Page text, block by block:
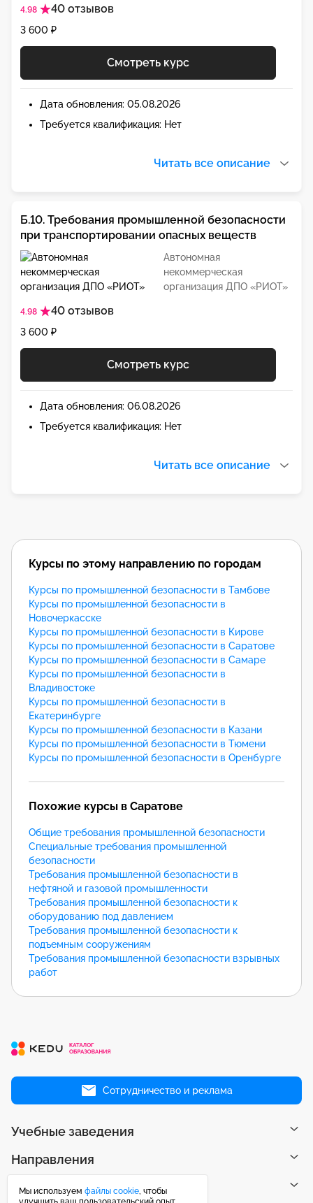
4.98 40 отзывов
3 600 ₽
Смотреть курс
Дата обновления: 05.08.2026
Требуется квалификация: Нет
Читать все описание
Автономная
некоммерческая
организация ДПО «РИОТ»
4.98 40 отзывов
Б.10. Требования промышленной безопасности
при транспортировании опасных веществ
3 600 ₽
Смотреть курс
Дата обновления: 06.08.2026
Требуется квалификация: Нет
Читать все описание
Курсы по этому направлению по городам
Курсы по промышленной безопасности в Тамбове
Курсы по промышленной безопасности в
Новочеркасске
Курсы по промышленной безопасности в Кирове
Курсы по промышленной безопасности в Саратове
Курсы по промышленной безопасности в Самаре
Курсы по промышленной безопасности в
Владивостоке
Курсы по промышленной безопасности в
Екатеринбурге
Курсы по промышленной безопасности в Казани
Курсы по промышленной безопасности в Тюмени
Курсы по промышленной безопасности в Оренбурге
Похожие курсы в Саратове
Общие требования промышленной безопасности
Специальные требования промышленной
безопасности
Требования промышленной безопасности в
нефтяной и газовой промышленности
Требования промышленной безопасности к
оборудованию под давлением
Требования промышленной безопасности к
подъемным сооружениям
Требования промышленной безопасности взрывных
работ
Сотрудничество и реклама
Учебные заведения
Направления
Рейтинги
Мы используем файлы cookie, чтобы